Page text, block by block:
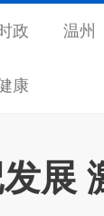
政 温州
康
展